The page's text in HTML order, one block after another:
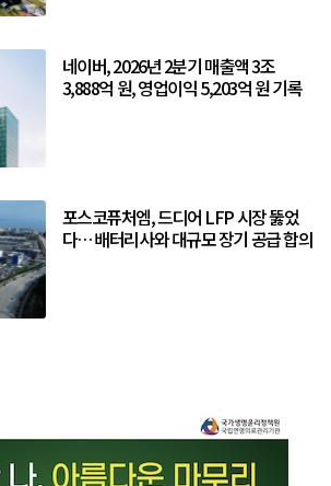
네이버, 2026년 2분기 매출액 3조
3,888억 원, 영업이익 5,203억 원 기록
포스코퓨처엠, 드디어 LFP 시장 뚫었
다… 배터리사와 대규모 장기 공급 합의